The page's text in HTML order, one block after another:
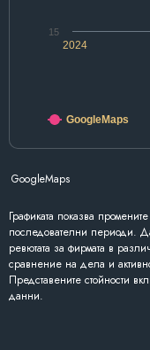
2024
15
GoogleMaps
GoogleMaps
Графиката показва
последователни периоди.
ревютата за фирмата в
сравнение на дела и
Представените стойности
данни.